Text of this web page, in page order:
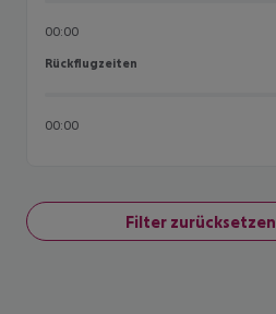
00:00
Rückflugzeiten
Rückflugzeiten
00:00
Filter zurücksetzen